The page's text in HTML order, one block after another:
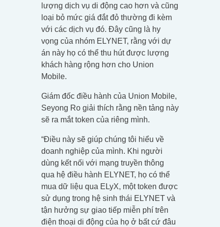
lượng dịch vụ di động cao hơn và cũng
loại bỏ mức giá đắt đỏ thường đi kèm
với các dịch vụ đó. Đây cũng là hy
vọng của nhóm ELYNET, rằng với dự
án này họ có thể thu hút được lượng
khách hàng rộng hơn cho Union
Mobile.
Giám đốc điều hành của Union Mobile,
Seyong Ro giải thích rằng nền tảng này
sẽ ra mắt token của riêng mình.
“Điều này sẽ giúp chúng tôi hiểu về
doanh nghiệp của mình. Khi người
dùng kết nối với mạng truyền thông
qua hệ điều hành ELYNET, họ có thể
mua dữ liệu qua ELyX, một token được
sử dụng trong hệ sinh thái ELYNET và
tận hưởng sự giao tiếp miễn phí trên
điện thoại di động của họ ở bất cứ đâu